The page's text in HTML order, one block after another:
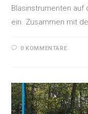
Blasinstrumenten auf
ein. Zusammen mit
0 KOMMENTARE